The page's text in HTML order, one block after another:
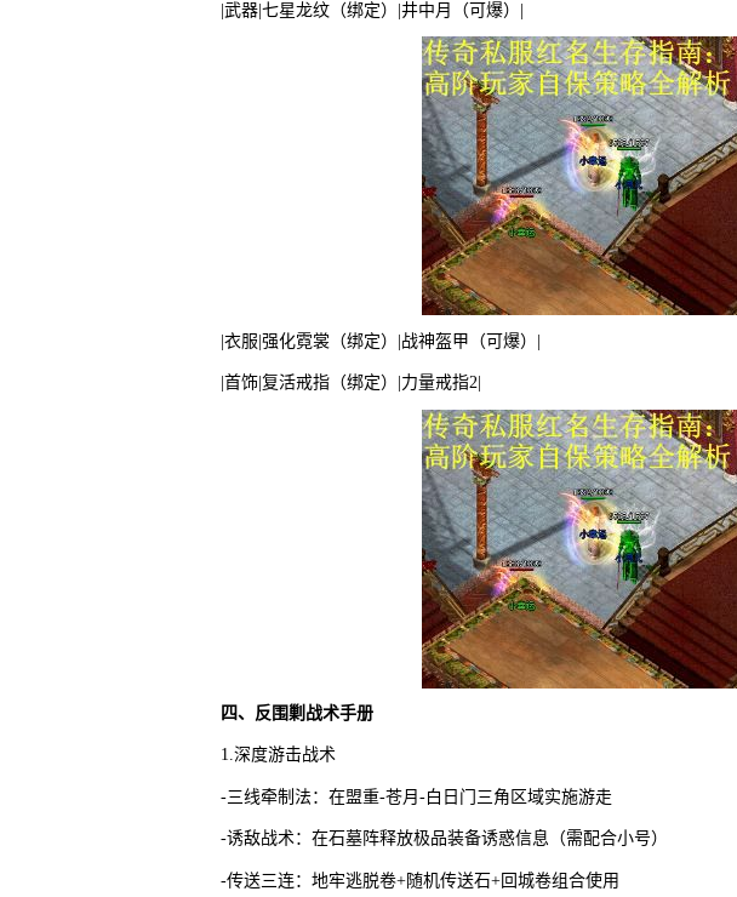
|武器|七星龙纹（绑定）|井中月（可爆）|
|衣服|强化霓裳（绑定）|战神盔甲（可爆）|
|首饰|复活戒指（绑定）|力量戒指2|
四、反围剿战术手册
1.深度游击战术
-三线牵制法：在盟重-苍月-白日门三角区域实施游走
-诱敌战术：在石墓阵释放极品装备诱惑信息（需配合小号）
-传送三连：地牢逃脱卷+随机传送石+回城卷组合使用